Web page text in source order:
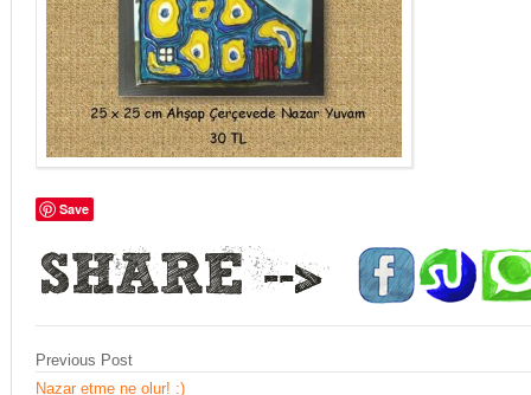
Save
Previous Post
Nazar etme ne olur! :)